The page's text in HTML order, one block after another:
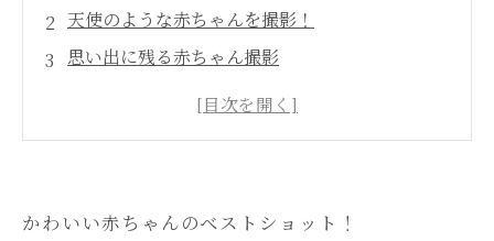
天使のような赤ちゃんを撮影！
思い出に残る赤ちゃん撮影
「可愛すぎる！」の声がよせられるフォトスタ
かわいい赤ちゃんのベストショット！